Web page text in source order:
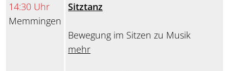
14:30 Uhr
Memmingen
Sitztanz
Bewegung im Sitzen zu Musik
mehr